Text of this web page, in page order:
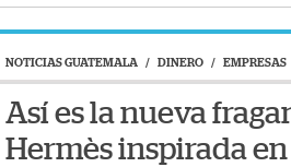
NOTICIAS GUATEMALA / DINERO / EMPRESAS
Así es la nueva
Hermès inspirada